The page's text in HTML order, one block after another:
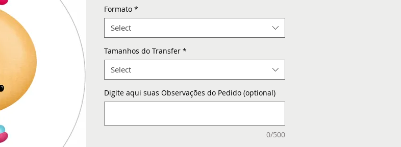
Formato *
Select
Tamanhos do Transfer *
Select
Digite aqui suas Observações do Pedido (optional)
0/500